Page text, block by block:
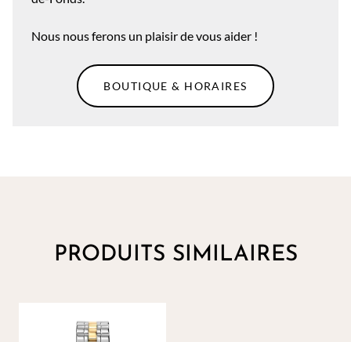
Nous nous ferons un plaisir de vous aider !
BOUTIQUE & HORAIRES
PRODUITS SIMILAIRES